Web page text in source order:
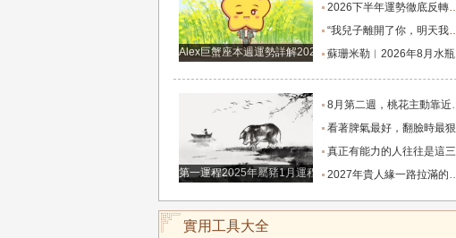
Alex巨蟹座本週運勢詳解2024.12.23-12.29
2026下半年運勢徹底反轉迎來好運的四大星座！舊篇章結束，新的機遇之門敞開_時期_獅子座_重擔
“我兒子離開了你，明天我就能幫他重新找一個好樣的女人！”_伴侶_星座_尋找
蘇珊米勒︱2026年8月水瓶座月度運勢_合作_木星_滿月
第一運程2025年屬豬1月運程解析
8月第二週，桃花主動靠近，遇到值得認識的人的三個星座_雙子座_東西_地方
看著脾氣最好，翻臉時最狠！立秋後這三大星座撕掉偽裝，誰碰底線誰倒黴_金牛座_星象_天秤座
真正有能力的人往往是這三個星座，既能獨立完成也懂得借助團隊_水瓶_協作_一個人
2027年貴人緣一路拉滿的三大生肖！處處有人幫扶，全年順風順水少坎坷_合作_人脈_事業
實用工具大全